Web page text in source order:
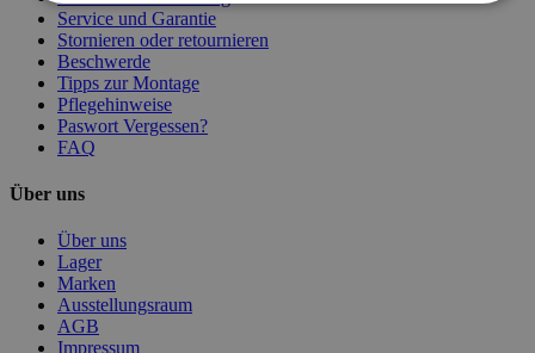
Service und Garantie
Stornieren oder retournieren
Beschwerde
Tipps zur Montage
Pflegehinweise
Paswort Vergessen?
FAQ
Über uns
Über uns
Lager
Marken
Ausstellungsraum
AGB
Impressum